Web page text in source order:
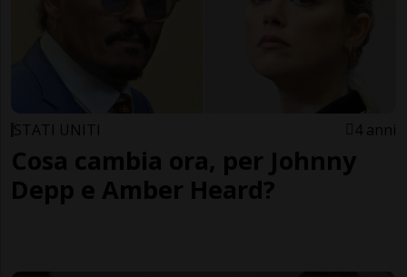
STATI UNITI 4 anni
Cosa cambia ora, per Johnny
Depp e Amber Heard?